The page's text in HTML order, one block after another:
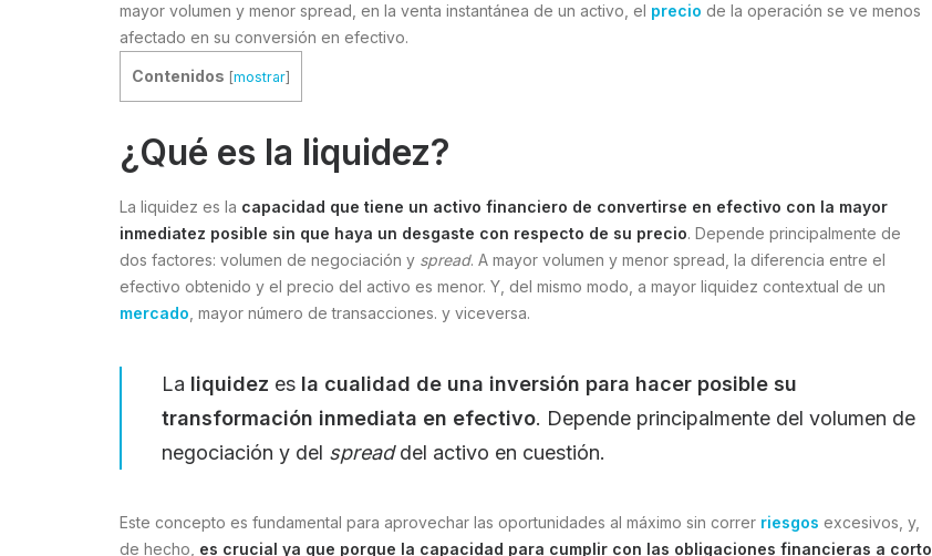
mayor volumen y menor spread, en la venta instantánea de un activo, el precio de la operación se ve menos
afectado en su conversión en efectivo.
Contenidos [mostrar]
¿Qué es la liquidez?
La liquidez es la capacidad que tiene un activo financiero de convertirse en efectivo con la mayor
inmediatez posible sin que haya un desgaste con respecto de su precio. Depende principalmente de
dos factores: volumen de negociación y spread. A mayor volumen y menor spread, la diferencia entre el
efectivo obtenido y el precio del activo es menor. Y, del mismo modo, a mayor liquidez contextual de un
mercado , mayor número de transacciones. y viceversa.
La liquidez es la cualidad de una inversión para hacer posible su
transformación inmediata en efectivo. Depende principalmente del volumen de
negociación y del spreaddel activo en cuestión.
Este concepto es fundamental para aprovechar las oportunidades al máximo sin correr riesgos excesivos, y,
de hecho, es crucial ya que porque la capacidad para cumplir con las obligaciones financieras a corto